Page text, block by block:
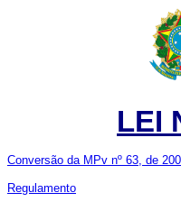
LEI
Conversão da MPv nº 63, de
Regulamento